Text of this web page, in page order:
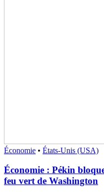
Économie • États-Unis (USA)
Économie : Pékin
feu vert de Washington